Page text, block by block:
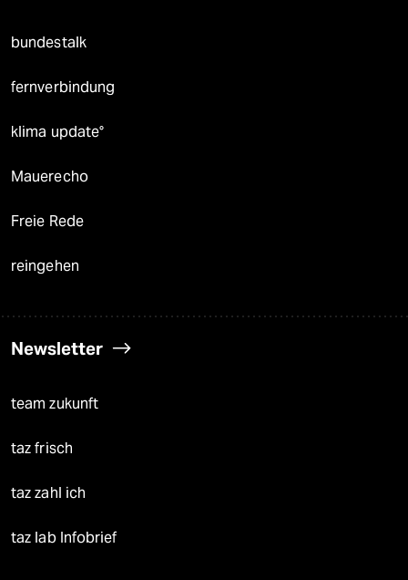
bundestalk
fernverbindung
klima update°
Mauerecho
Freie Rede
reingehen
Newsletter
team zukunft
taz frisch
taz zahl ich
taz lab Infobrief